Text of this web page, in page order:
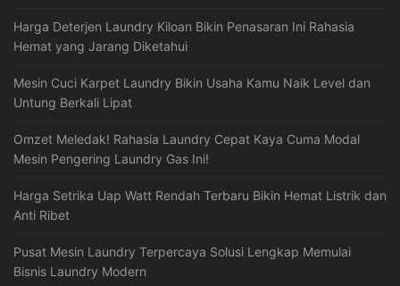
Harga Deterjen Laundry Kiloan Bikin Penasaran Ini Rahasia
Hemat yang Jarang Diketahui
Mesin Cuci Karpet Laundry Bikin Usaha Kamu Naik Level dan
Untung Berkali Lipat
Omzet Meledak! Rahasia Laundry Cepat Kaya Cuma Modal
Mesin Pengering Laundry Gas Ini!
Harga Setrika Uap Watt Rendah Terbaru Bikin Hemat Listrik dan
Anti Ribet
Pusat Mesin Laundry Terpercaya Solusi Lengkap Memulai
Bisnis Laundry Modern